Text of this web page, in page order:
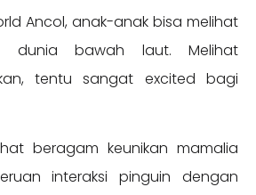
Ancol, anak-anak bisa melihat
dunia bawah laut. Melihat
tentu sangat excited bagi
beragam keunikan mamalia
interaksi pinguin dengan